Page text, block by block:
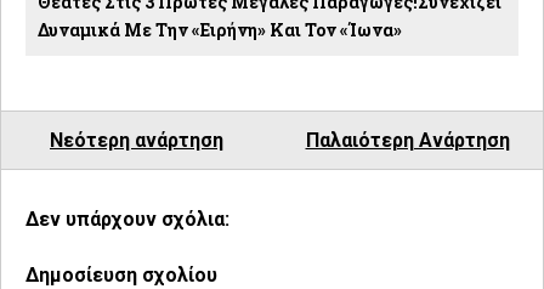
Δυναμικά Με Την «Ειρήνη» Και Τον «Ίωνα»
Νεότερη ανάρτηση Παλαιότερη Ανάρτηση
Δεν υπάρχουν σχόλια:
Δημοσίευση σχολίου